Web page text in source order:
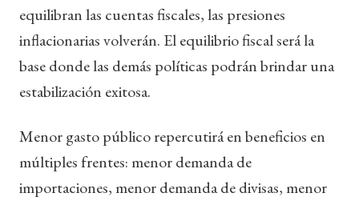
equilibran las cuentas fiscales, las presiones
inflacionarias volverán. El equilibrio fiscal será la
base donde las demás políticas podrán brindar una
estabilización exitosa.
Menor gasto público repercutirá en beneficios en
múltiples frentes: menor demanda de
importaciones, menor demanda de divisas, menor